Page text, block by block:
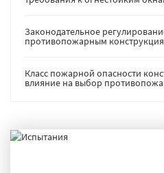
Законодательное
противопожарным
Класс пожарной опасности
влияние на выбор